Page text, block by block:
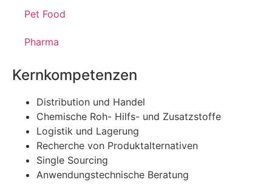
Pet Food
Pharma
Kernkompetenzen
Distribution und Handel
Chemische Roh- Hilfs- und Zusatzstoffe
Logistik und Lagerung
Recherche von Produktalternativen
Single Sourcing
Anwendungstechnische Beratung